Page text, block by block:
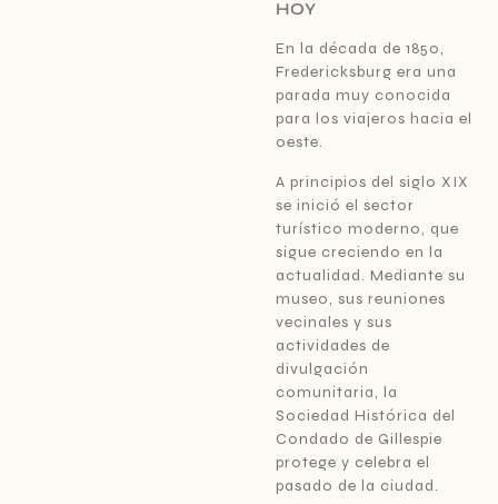
HOY
En la década de 1850,
Fredericksburg era una
parada muy conocida
para los viajeros hacia el
oeste.
A principios del siglo XIX
se inició el sector
turístico moderno, que
sigue creciendo en la
actualidad. Mediante su
museo, sus reuniones
vecinales y sus
actividades de
divulgación
comunitaria, la
Sociedad Histórica del
Condado de Gillespie
protege y celebra el
pasado de la ciudad.